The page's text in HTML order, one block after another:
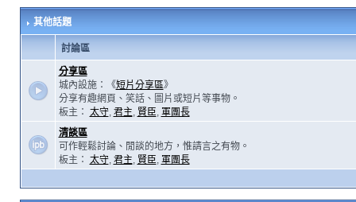
其他話題
討論區
分享區
城內設施：《短片分享區》
分享有趣網頁、笑話、圖片或短片等事物。
板主： 太守, 君主, 賢臣, 軍團長
清談區
可作輕鬆討論、閒談的地方，惟請言之有物。
板主： 太守, 君主, 賢臣, 軍團長